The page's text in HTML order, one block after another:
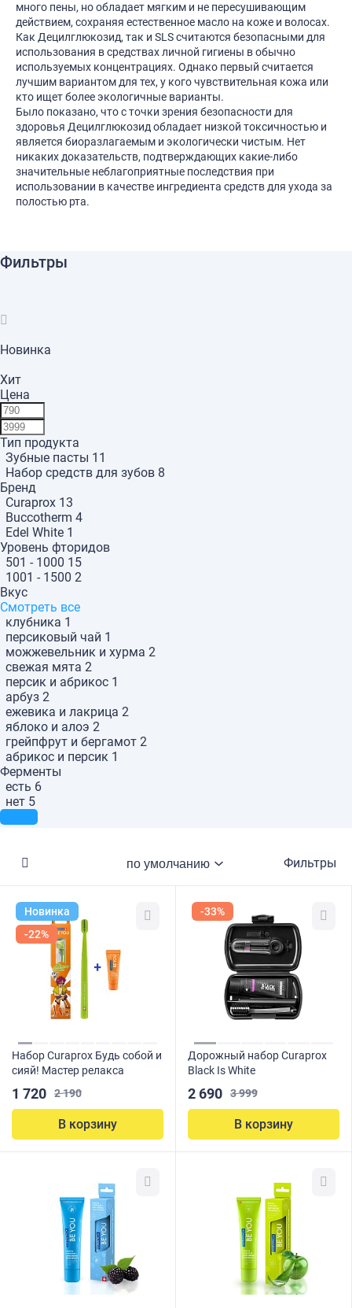
много пены, но обладает мягким и не пересушивающим
действием, сохраняя естественное масло на коже и волосах.
Как Децилглюкозид, так и SLS считаются безопасными для
использования в средствах личной гигиены в обычно
используемых концентрациях. Однако первый считается
лучшим вариантом для тех, у кого чувствительная кожа или
кто ищет более экологичные варианты.
Было показано, что с точки зрения безопасности для
здоровья Децилглюкозид обладает низкой токсичностью и
является биоразлагаемым и экологически чистым. Нет
никаких доказательств, подтверждающих какие-либо
значительные неблагоприятные последствия при
использовании в качестве ингредиента средств для ухода за
полостью рта.
Фильтры
Новинка
Хит
Цена
Тип продукта
Зубные пасты 11
Набор средств для зубов 8
Бренд
Curaprox 13
Buccotherm 4
Edel White 1
Уровень фторидов
501 - 1000 15
1001 - 1500 2
Вкус
Смотреть все
клубника 1
персиковый чай 1
можжевельник и хурма 2
свежая мята 2
персик и абрикос 1
арбуз 2
ежевика и лакрица 2
яблоко и алоэ 2
грейпфрут и бергамот 2
абрикос и персик 1
Ферменты
есть 6
нет 5
Фильтры
Новинка
-22%
Набор Curaprox Будь собой и
сияй! Мастер релакса
2 190
1 720
В корзину
-33%
Дорожный набор Curaprox
Black Is White
3 999
2 690
В корзину